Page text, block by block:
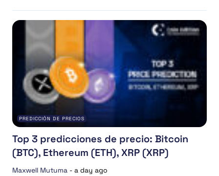
PREDICCIÓN DE PRECIOS
Top 3 predicciones de precio: Bitcoin
(BTC), Ethereum (ETH), XRP (XRP)
Maxwell Mutuma - a day ago